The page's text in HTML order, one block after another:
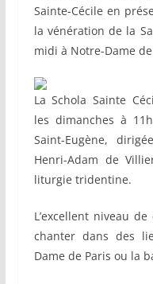
Sainte-Cécile en
la vénération de la
midi à Notre-Dame
La Schola Sainte
les dimanches à
Saint-Eugène,
Henri-Adam de
liturgie tridentine.
L’excellent niveau
chanter dans des
Dame de Paris ou la